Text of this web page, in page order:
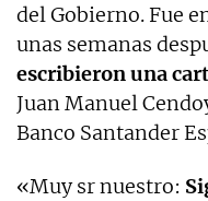
del Gobierno. Fue
unas semanas
escribieron una
Juan Manuel
Banco Santander
«Muy sr nuestro: